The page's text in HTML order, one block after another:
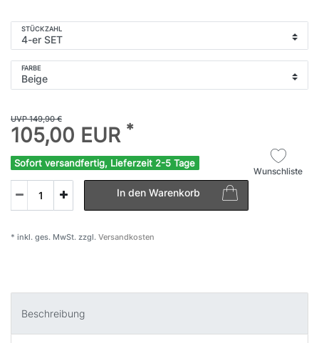
STÜCKZAHL
FARBE
UVP 149,90 €
105,00 EUR *
Sofort versandfertig, Lieferzeit 2-5 Tage
In den Warenkorb
Wunschliste
* inkl. ges. MwSt. zzgl. Versandkosten
Beschreibung